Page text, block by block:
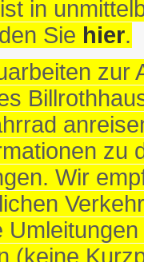
in
Sie hier.
zur
zu
Wir
(keine